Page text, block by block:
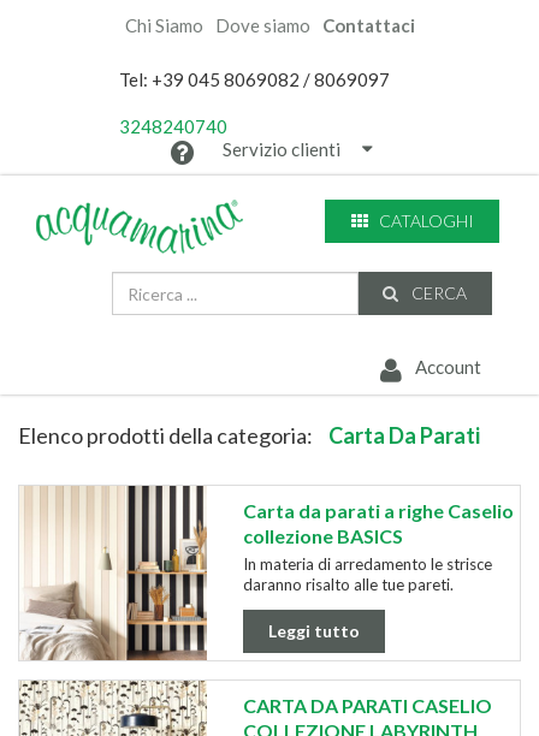
Chi Siamo Dove siamo Contattaci
Tel: +39 045 8069082 / 8069097
3248240740
Servizio clienti
CATALOGHI
CERCA
Account
Elenco prodotti della categoria: Carta Da Parati
Carta da parati a righe Caselio
collezione BASICS
In materia di arredamento le strisce
daranno risalto alle tue pareti.
Leggi tutto
CARTA DA PARATI CASELIO
COLLEZIONE LABYRINTH